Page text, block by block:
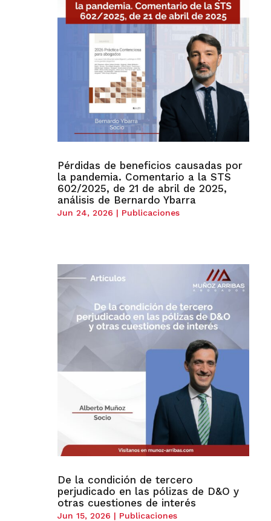
Pérdidas de beneficios causadas por
la pandemia. Comentario a la STS
602/2025, de 21 de abril de 2025,
análisis de Bernardo Ybarra
Jun 24, 2026 | Publicaciones
De la condición de tercero
perjudicado en las pólizas de D&O y
otras cuestiones de interés
Jun 15, 2026 | Publicaciones